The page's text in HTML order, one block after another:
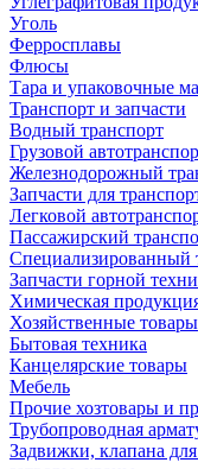
Уголь
Ферросплавы
Флюсы
Тара и упаковочные
Транспорт и запчасти
Водный транспорт
Грузовой
Железнодорожный
Запчасти для
Легковой
Пассажирский
Специализированный
Запчасти горной
Химическая
Хозяйственные товары
Бытовая техника
Канцелярские товары
Мебель
Прочие хозтовары и
Трубопроводная
Задвижки, клапана